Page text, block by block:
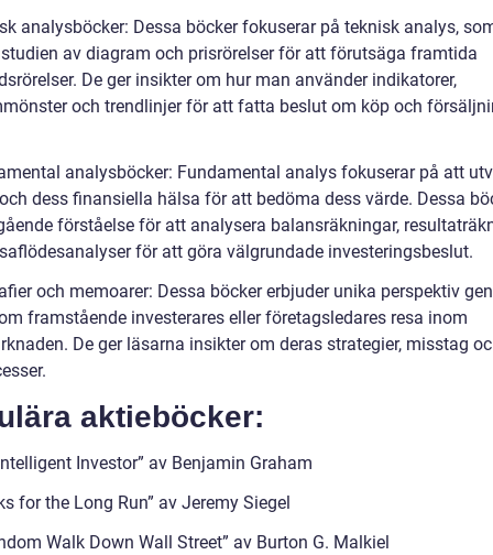
analysböcker: Dessa böcker fokuserar på teknisk analys,
av diagram och prisrörelser för att förutsäga framtida
De ger insikter om hur man använder indikatorer,
och trendlinjer för att fatta beslut om köp och
analysböcker: Fundamental analys fokuserar på att
dess finansiella hälsa för att bedöma dess värde. Dessa
förståelse för att analysera balansräkningar,
för att göra välgrundade investeringsbeslut.
och memoarer: Dessa böcker erbjuder unika perspektiv
framstående investerares eller företagsledares resa inom
De ger läsarna insikter om deras strategier, misstag
aktieböcker:
Investor” av Benjamin Graham
for the Long Run” av Jeremy Siegel
Walk Down Wall Street” av Burton G. Malkiel